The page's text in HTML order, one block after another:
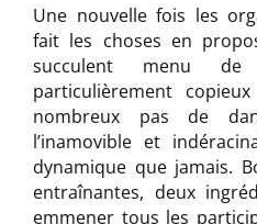
Une nouvelle fois les
fait les choses en
succulent menu
particulièrement
nombreux pas de
l’inamovible et
dynamique que jamais.
entraînantes, deux
emmener tous les